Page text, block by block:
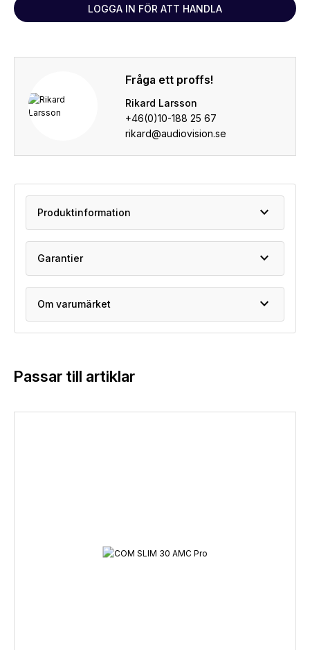
LOGGA IN FÖR ATT HANDLA
Fråga ett proffs!
Rikard Larsson
+46(0)10-188 25 67
rikard@audiovision.se
Produktinformation expand_more
Garantier expand_more
Om varumärket expand_more
Passar till artiklar